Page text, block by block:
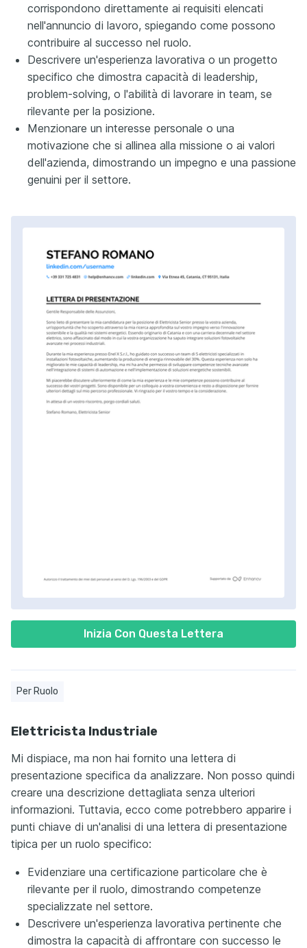
Inizia Con Questa Lettera
corrispondono direttamente ai requisiti elencati
nell'annuncio di lavoro, spiegando come possono
contribuire al successo nel ruolo.
Descrivere un'esperienza lavorativa o un progetto
specifico che dimostra capacità di leadership,
problem-solving, o l'abilità di lavorare in team, se
rilevante per la posizione.
Menzionare un interesse personale o una
motivazione che si allinea alla missione o ai valori
dell'azienda, dimostrando un impegno e una passione
genuini per il settore.
Per Ruolo
Elettricista Industriale
Mi dispiace, ma non hai fornito una lettera di
presentazione specifica da analizzare. Non posso quindi
creare una descrizione dettagliata senza ulteriori
informazioni. Tuttavia, ecco come potrebbero apparire i
punti chiave di un'analisi di una lettera di presentazione
tipica per un ruolo specifico:
Evidenziare una certificazione particolare che è
rilevante per il ruolo, dimostrando competenze
specializzate nel settore.
Descrivere un'esperienza lavorativa pertinente che
dimostra la capacità di affrontare con successo le